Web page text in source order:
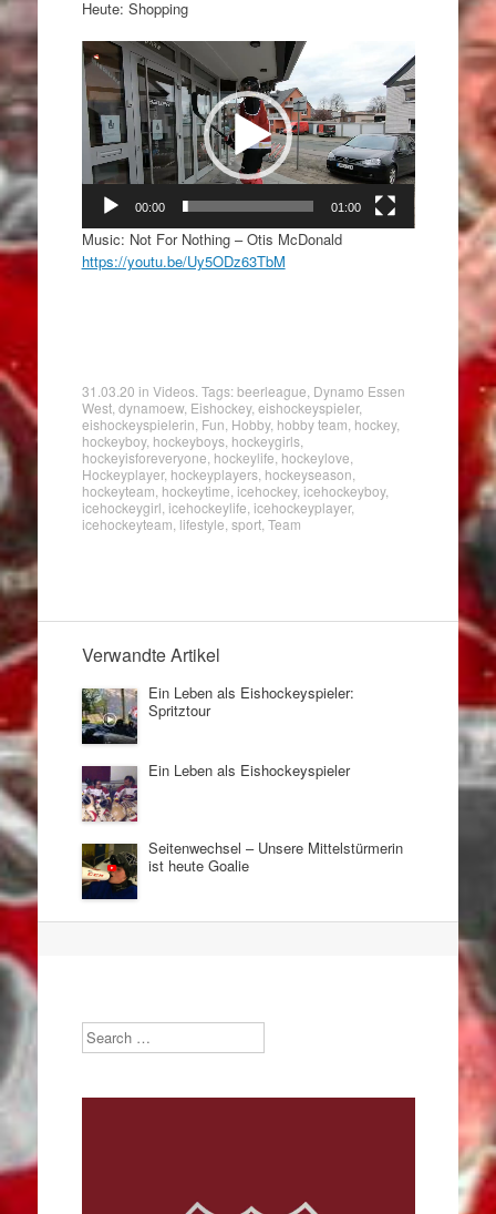
Heute: Shopping
Video-
Player
00:00 01:00
Music: Not For Nothing – Otis McDonald
https://youtu.be/Uy5ODz63TbM
31.03.20 in Videos. Tags:beerleague Dynamo Essen
West, dynamoew, Eishockey, eishockeyspieler,
eishockeyspielerin Fun Hobby, hobby team hockey,
hockeyboy, hockeyboys, hockeygirls,
hockeyisforeveryone hockeylife hockeylove
Hockeyplayer, hockeyplayers, hockeyseason
hockeyteam hockeytime icehockey, icehockeyboy,
icehockeygirl icehockeylife icehockeyplayer,
icehockeyteam lifestyle sport, Team
Verwandte Artikel
Ein Leben als Eishockeyspieler:
Spritztour
Ein Leben als Eishockeyspieler
Seitenwechsel – Unsere Mittelstürmerin
ist heute Goalie
Search